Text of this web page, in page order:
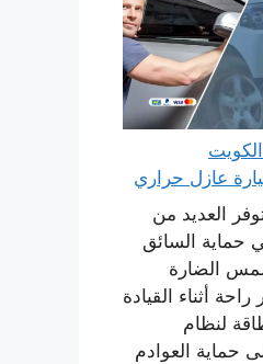
العديد من
حماية السائق
الضارة
راحة أثناء القيادة
لنظام
حماية العوادم